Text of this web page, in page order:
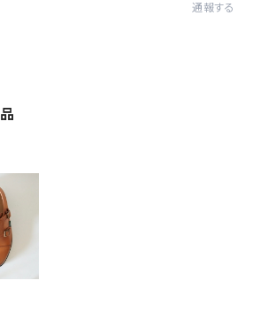
通報する